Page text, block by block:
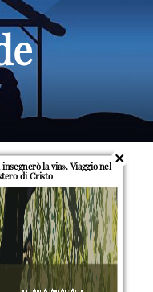
, el Coro
y el Coro
insegnerò la via». Viaggio nel
di Cristo